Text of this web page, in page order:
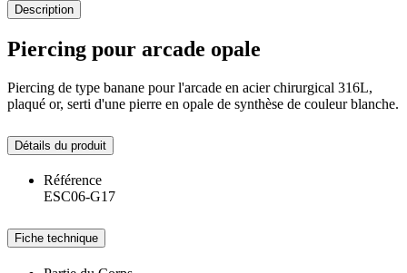
Description
Piercing pour arcade opale
Piercing de type banane pour l'arcade en acier chirurgical 316L,
plaqué or, serti d'une pierre en opale de synthèse de couleur blanche.
Détails du produit
Référence
ESC06-G17
Fiche technique